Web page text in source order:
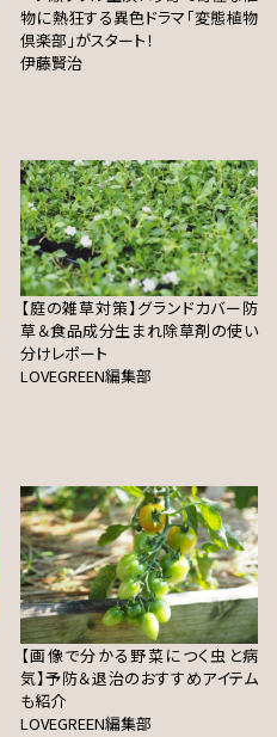
物に熱狂する異色ドラマ「変態植物
倶楽部」がスタート！
伊藤賢治
【庭の雑草対策】グランドカバー防
草＆食品成分生まれ除草剤の使い
分けレポート
LOVEGREEN編集部
【画像で分かる野菜につく虫と病
気】予防＆退治のおすすめアイテム
も紹介
LOVEGREEN編集部